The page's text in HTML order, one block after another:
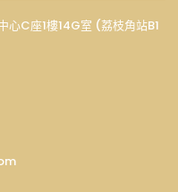
C座1樓14G室 (荔枝角站B1